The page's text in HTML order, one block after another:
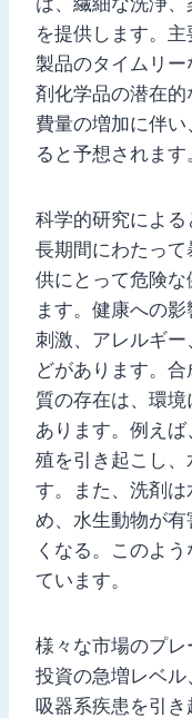
を提供します。
製品のタイムリ
剤化学品の潜在
費量の増加に伴
ると予想されます
科学的研究によ
長期間にわたっ
供にとって危険な
ます。健康への
刺激、アレルギ
どがあります。
質の存在は、環
あります。例え
殖を引き起こし、
す。また、洗剤
め、水生動物が
くなる。このよ
ています。
様々な市場のプ
投資の急増レベ
吸器系疾患を引